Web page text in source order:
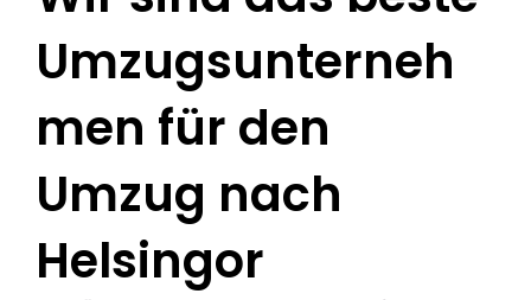
Umzugsunterneh
men für den
Umzug nach
Helsingor